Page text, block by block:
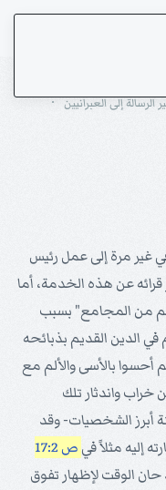
الرسالة إلى العبرانيين
غير مرة إلى عمل رئيس
قرائه عن هذه الخدمة، أما
من المجامع" بسبب
الدين القديم بذبائحه
أحسوا بالأسى والألم مع
خراب واندثار تلك
أبرز الشخصيات- وقد
إليه مثلاً في ص 17:2
حان الوقت لإظهار تفوق